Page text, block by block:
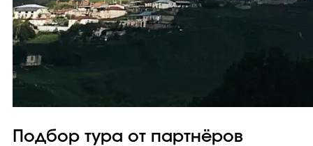
Подбор тура от партнёров